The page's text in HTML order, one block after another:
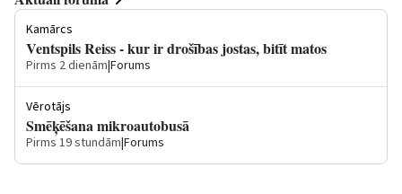
Kamārcs
Ventspils Reiss - kur ir drošības jostas, bitīt matos
Pirms 2 dienām|Forums
Vērotājs
Smēķēšana mikroautobusā
Pirms 19 stundām|Forums